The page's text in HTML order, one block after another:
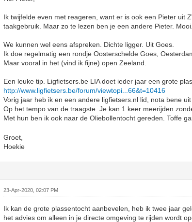
Ik twijfelde even met reageren, want er is ook een Pieter uit
taakgebruik. Maar zo te lezen ben je een andere Pieter. Mooi.
We kunnen wel eens afspreken. Dichte ligger. Uit Goes.
Ik doe regelmatig een rondje Oosterschelde Goes,
Maar vooral in het (vind ik fijne) open Zeeland.
Een leuke tip. Ligfietsers.be LIA doet ieder jaar een grote
http://www.ligfietsers.be/forum/viewtopi...66&t=10416
Vorig jaar heb ik en een andere ligfietsers.nl lid, nota bene
Op het tempo van de traagste. Je kan 1 keer meerijden
Met hun ben ik ook naar de Oliebollentocht gereden. Toffe
Groet,
Hoekie
23-Apr-2020, 02:07 PM
Ik kan de grote plassentocht aanbevelen, heb ik twee jaar
het advies om alleen in je directe omgeving te rijden wordt